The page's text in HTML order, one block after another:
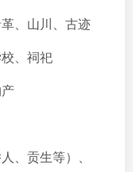
、山川、古迹
、祠祀
、贡生等）、